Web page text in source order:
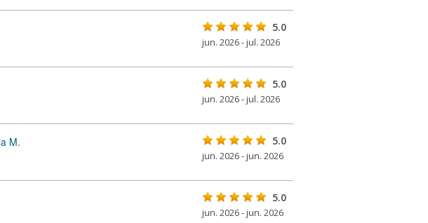
5.0
jun. 2026 - jul. 2026
5.0
jun. 2026 - jul. 2026
M.
5.0
jun. 2026 - jun. 2026
5.0
jun. 2026 - jun. 2026